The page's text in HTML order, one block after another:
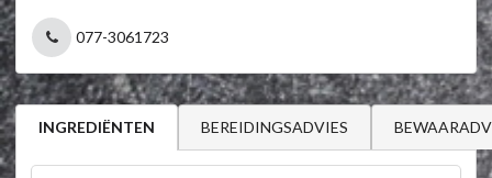
077-3061723
INGREDIËNTEN BEREIDINGSADVIES